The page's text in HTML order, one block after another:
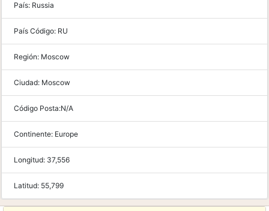
País: Russia
País Código: RU
Región: Moscow
Ciudad: Moscow
Código Posta:N/A
Continente: Europe
Longitud: 37,556
Latitud: 55,799